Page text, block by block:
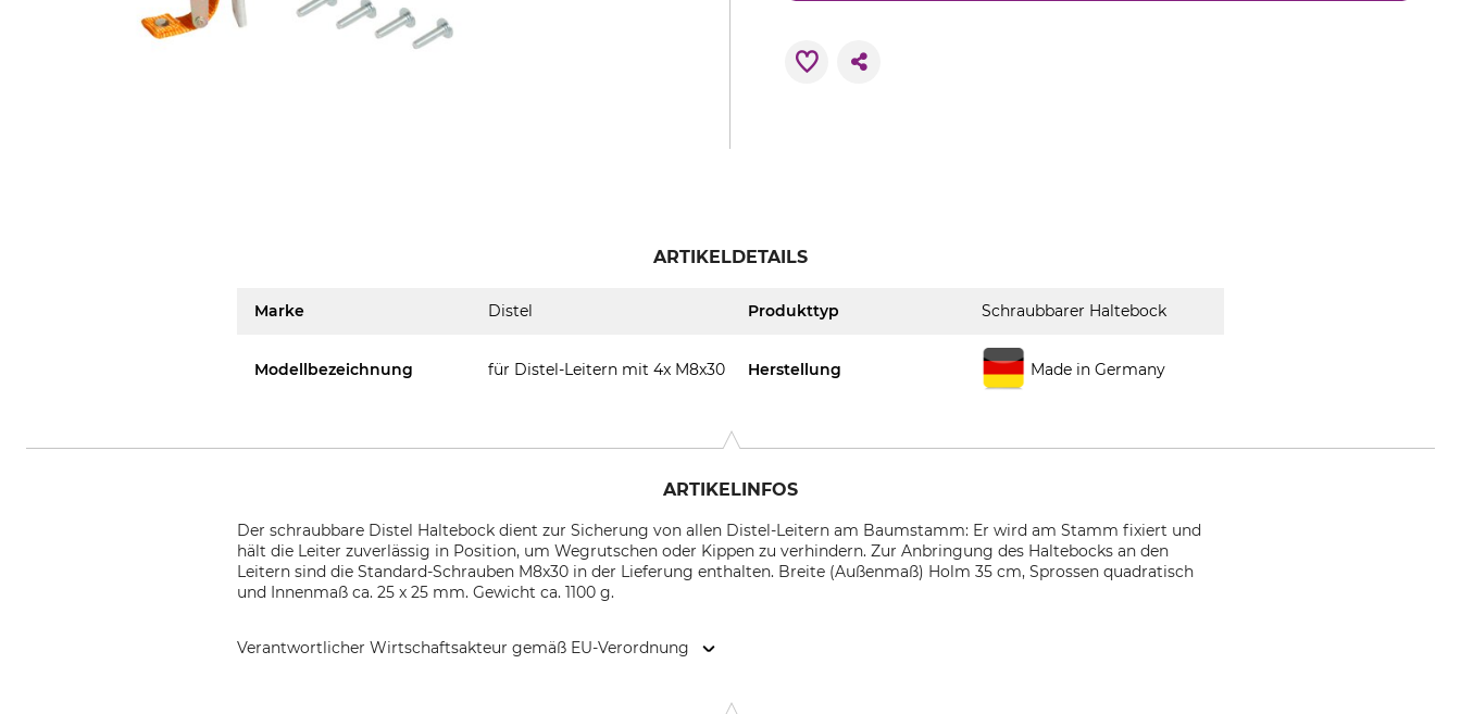
ARTIKELDETAILS
Marke Distel Produkttyp Schraubbarer Haltebock
Modellbezeichnung für Distel-Leitern mit 4x M8x30 Herstellung Made in Germany
ARTIKELINFOS
Der schraubbare Distel Haltebock dient zur Sicherung von allen Distel-Leitern am Baumstamm: Er wird am Stamm fixiert und
hält die Leiter zuverlässig in Position, um Wegrutschen oder Kippen zu verhindern. Zur Anbringung des Haltebocks an den
Leitern sind die Standard-Schrauben M8x30 in der Lieferung enthalten. Breite (Außenmaß) Holm 35 cm, Sprossen quadratisch
und Innenmaß ca. 25 x 25 mm. Gewicht ca. 1100 g.
Verantwortlicher Wirtschaftsakteur gemäß EU-Verordnung